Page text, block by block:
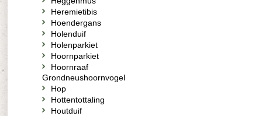
Heremietibis
Hoendergans
Holenduif
Holenparkiet
Hoornparkiet
Hoornraaf
Grondneushoornvogel
Hop
Hottentottaling
Houtduif